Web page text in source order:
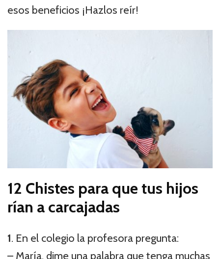
esos beneficios ¡Hazlos reír!
12 Chistes para que tus hijos
rían a carcajadas
1. En el colegio la profesora pregunta:
– María, dime una palabra que tenga muchas